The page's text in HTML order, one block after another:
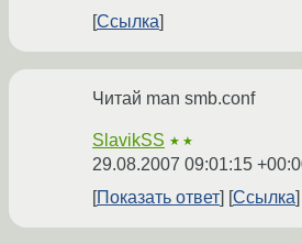
Ссылка
Читай man smb.conf
SlavikSS ★★
29.08.2007 09:01:15
Показать ответ
Ссылка